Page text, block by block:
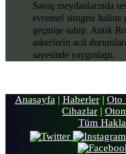
Savaş meydanlarında
evrensel simgesi haline
geçmişe sahip. Antik
askerlerin acil
sayesinde yaygınlaştı.
Anasayfa | Haberler| Oto
Cihazlar |
Tüm